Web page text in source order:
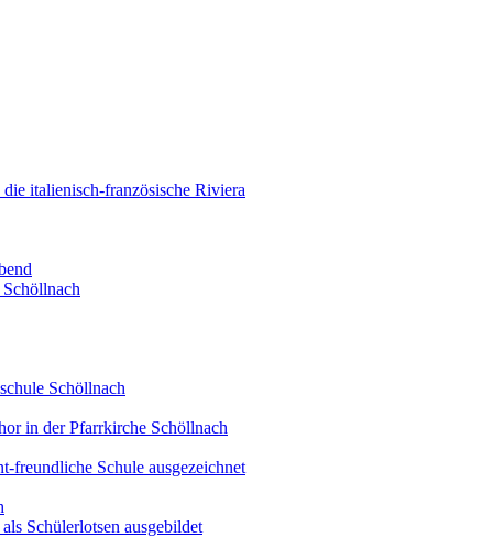
italienisch-französische Riviera
Schöllnach
in der Pfarrkirche Schöllnach
freundliche Schule ausgezeichnet
Schülerlotsen ausgebildet